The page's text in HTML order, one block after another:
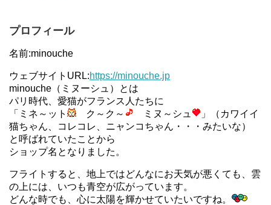
プロフィール
名前:minouche
ウェブサイトURL:https://minouche.jp
minouche（ミヌーシュ）とは
パリ時代、愛猫がフランス人たちに
「ミネ～ット
ク～ク～ ミヌ～シュ
」（カワイイ
猫ちゃん、コレコレ、ニャンコちゃん・・・みたいな）
と呼ばれていたことから
ショップ名となりました。
フライトすると、地上ではどんなにお天気が悪くても、雲
の上には、いつも青空が広がっています。
どんな時でも、心に太陽を輝かせていたいですね。